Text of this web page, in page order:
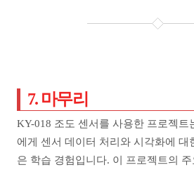
7. 마무리
KY-018 조도 센서를 사용한 프로젝트
에게 센서 데이터 처리와 시각화에 대
은 학습 경험입니다. 이 프로젝트의